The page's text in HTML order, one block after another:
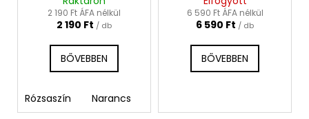
2 190 Ft ÁFA nélkül
2 190 Ft / db
BŐVEBBEN
Rózsaszín Narancs
6 590 Ft ÁFA nélkül
6 590 Ft / db
BŐVEBBEN